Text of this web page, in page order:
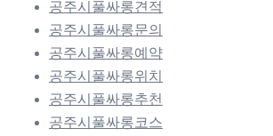
공주시풀싸롱견적
공주시풀싸롱문의
공주시풀싸롱예약
공주시풀싸롱위치
공주시풀싸롱추천
공주시풀싸롱코스